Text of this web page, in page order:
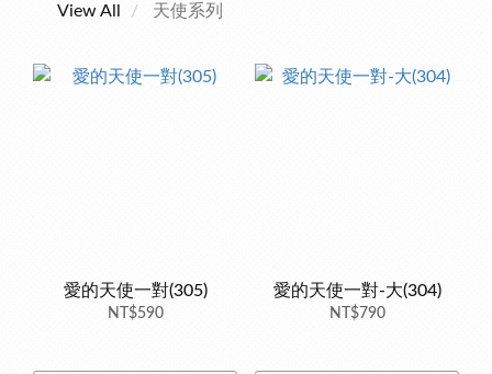
View All 天使系列
愛的天使一對(305)
NT$590
愛的天使一對-大(304)
NT$790